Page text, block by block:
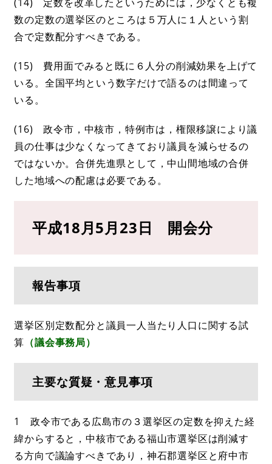
数の定数の選挙区のところは５万人に１人という割
合で定数配分すべきである。
(15) 費用面でみると既に６人分の削減効果を上げて
いる。全国平均という数字だけで語るのは間違って
いる。
(16) 政令市，中核市，特例市は，権限移譲により議
員の仕事は少なくなってきており議員を減らせるの
ではないか。合併先進県として，中山間地域の合併
した地域への配慮は必要である。
平成18月5月23日 開会分
報告事項
選挙区別定数配分と議員一人当たり人口に関する試
算 （議会事務局）
主要な質疑・意見事項
1 政令市である広島市の３選挙区の定数を抑えた経
緯からすると，中核市である福山市選挙区は削減す
る方向で議論すべきであり，神石郡選挙区と府中市